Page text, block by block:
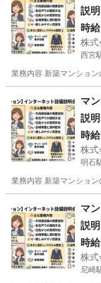
説
時
株式
西宮
業務内容 新築マンショ
マ
説
時
株式
明石
業務内容 新築マンショ
マ
説
時
株式
尼崎